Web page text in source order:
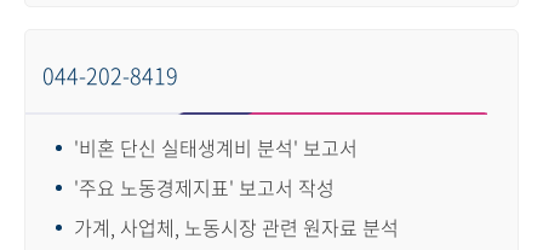
044-202-8419
'비혼 단신 실태생계비 분석' 보고서
'주요 노동경제지표' 보고서 작성
가계, 사업체, 노동시장 관련 원자료 분석